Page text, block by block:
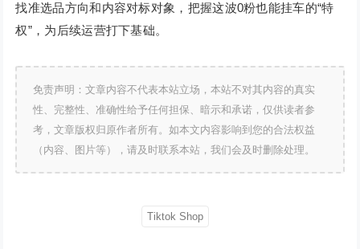
找准选品方向和内容对标对象，把握这波0粉也能挂车的“特
权”，为后续运营打下基础。
免责声明：文章内容不代表本站立场，本站不对其内容的真实
性、完整性、准确性给予任何担保、暗示和承诺，仅供读者参
考，文章版权归原作者所有。如本文内容影响到您的合法权益
（内容、图片等），请及时联系本站，我们会及时删除处理。
Tiktok Shop